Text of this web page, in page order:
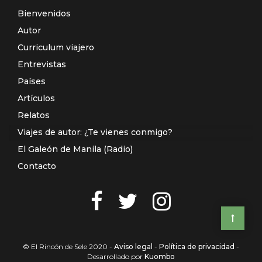
Bienvenidos
Autor
Curriculum viajero
Entrevistas
Países
Artículos
Relatos
Viajes de autor: ¿Te vienes conmigo?
El Galeón de Manila (Radio)
Contacto
© El Rincón de Sele 2020 - Aviso legal - Política de privacidad -
Desarrollado por Kuombo